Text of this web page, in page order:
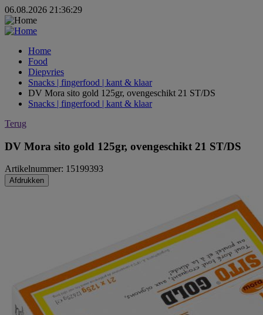
06.08.2026 21:36:29
Home
Food
Diepvries
Snacks | fingerfood | kant & klaar
DV Mora sito gold 125gr, ovengeschikt 21 ST/DS
Snacks | fingerfood | kant & klaar
Terug
DV Mora sito gold 125gr, ovengeschikt 21 ST/DS
Artikelnummer: 15199393
Afdrukken